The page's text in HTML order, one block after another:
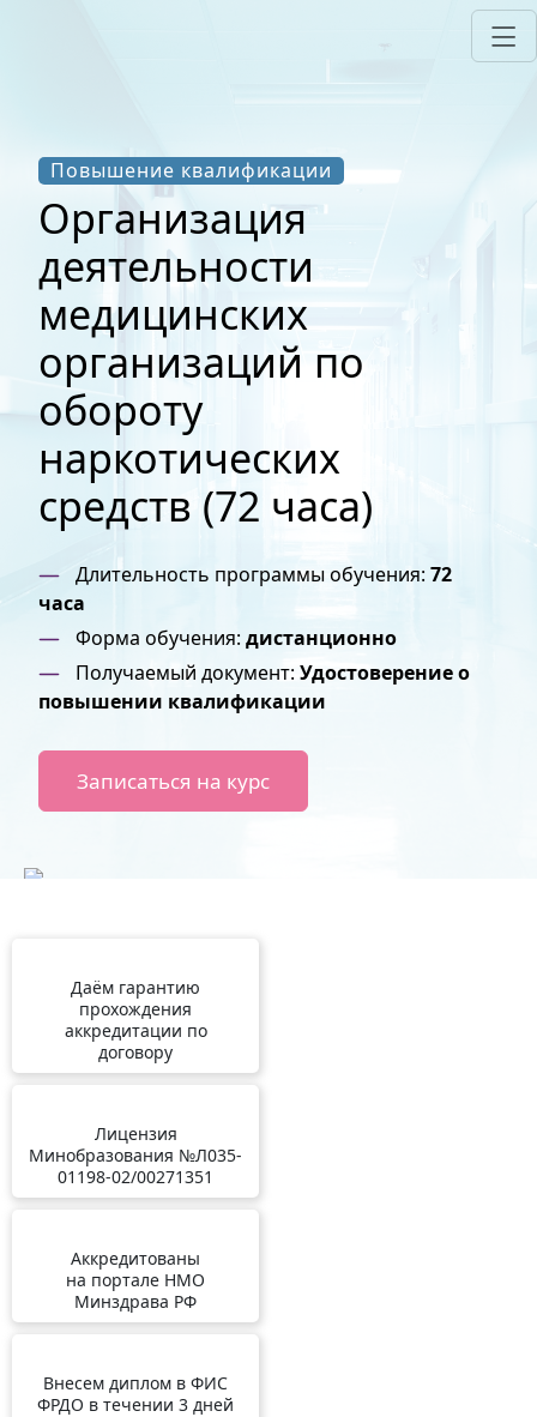
Повышение квалификации
Организация
деятельности
медицинских
организаций по
обороту
наркотических
средств (72 часа)
Длительность программы обучения: 72
часа
Форма обучения: дистанционно
Получаемый документ:Удостоверение о
повышении квалификации
Записаться на курс
Даём гарантию
прохождения
аккредитации по
договору
Лицензия
Минобразования №Л035-
01198-02/00271351
Аккредитованы
на портале НМО
Минздрава РФ
Внесем диплом в ФИС
ФРДО в течении 3 дней